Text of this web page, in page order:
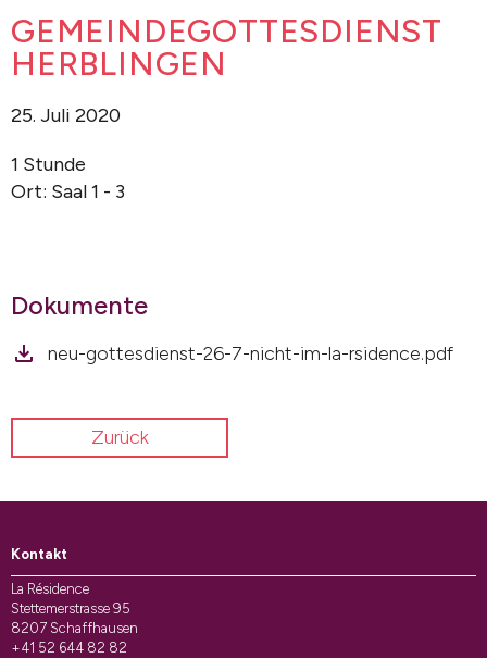
GEMEINDEGOTTESDIENST
HERBLINGEN
25. Juli 2020
1 Stunde
Ort: Saal 1 - 3
Dokumente
neu-gottesdienst-26-7-nicht-im-la-rsidence.pdf
Zurück
Kontakt
La Résidence
Stettemerstrasse 95
8207 Schaffhausen
+41 52 644 82 82